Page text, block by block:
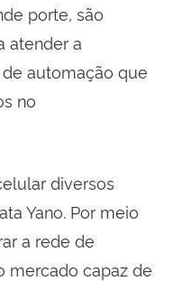
porte, são
atender a
automação que
no
diversos
Yano. Por meio
a rede de
mercado capaz de